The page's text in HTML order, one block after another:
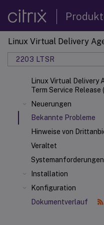
Linux Virtual Delivery
2203 LTSR
Linux Virtual Delivery
Term Service Release
Neuerungen
Bekannte Probleme
Hinweise von
Veraltet
Systemanforderungen
Installation
Konfiguration
Dokumentverlauf